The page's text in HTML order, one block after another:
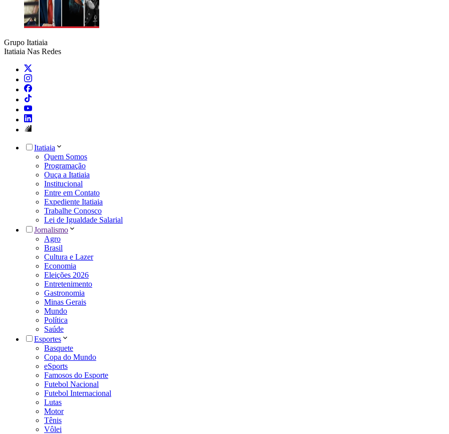
Grupo Itatiaia
Itatiaia Nas Redes
Itatiaia
Quem Somos
Programação
Ouça a Itatiaia
Institucional
Entre em Contato
Expediente Itatiaia
Trabalhe Conosco
Lei de Igualdade Salarial
Jornalismo
Agro
Brasil
Cultura e Lazer
Economia
Eleições 2026
Entretenimento
Gastronomia
Minas Gerais
Mundo
Política
Saúde
Esportes
Basquete
Copa do Mundo
eSports
Famosos do Esporte
Futebol Nacional
Futebol Internacional
Lutas
Motor
Tênis
Vôlei